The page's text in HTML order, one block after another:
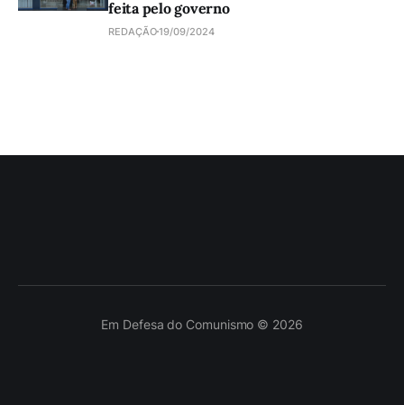
feita pelo governo
REDAÇÃO19/09/2024
Em Defesa do Comunismo © 2026